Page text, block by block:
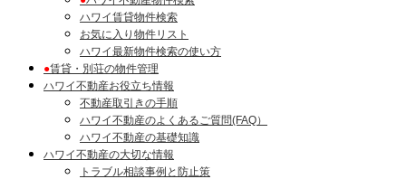
ハワイ賃貸物件検索
お気に入り物件リスト
ハワイ最新物件検索の使い方
●賃貸・別荘の物件管理
ハワイ不動産お役立ち情報
不動産取引きの手順
ハワイ不動産のよくあるご質問(FAQ）
ハワイ不動産の基礎知識
ハワイ不動産の大切な情報
トラブル相談事例と防止策